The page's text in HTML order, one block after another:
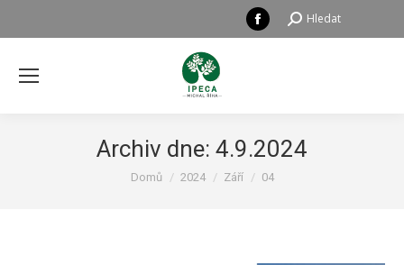
Facebook
page
Hledat:Hledat
Archiv dne: 4.9.2024
Právě se nacházíte zde:
Domů 2024 Září 04